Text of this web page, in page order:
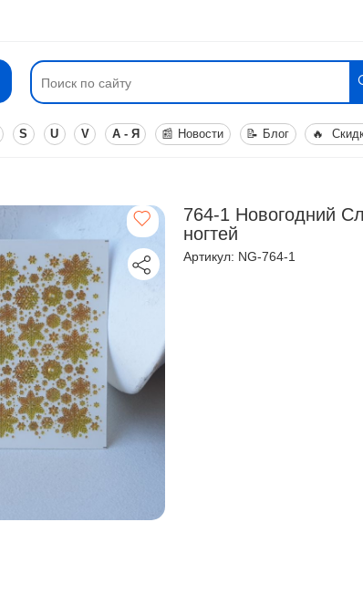
S U V А - Я 📰 Новости 📝 Блог 🔥
764-1 Новогодний
ногтей
Артикул: NG-764-1